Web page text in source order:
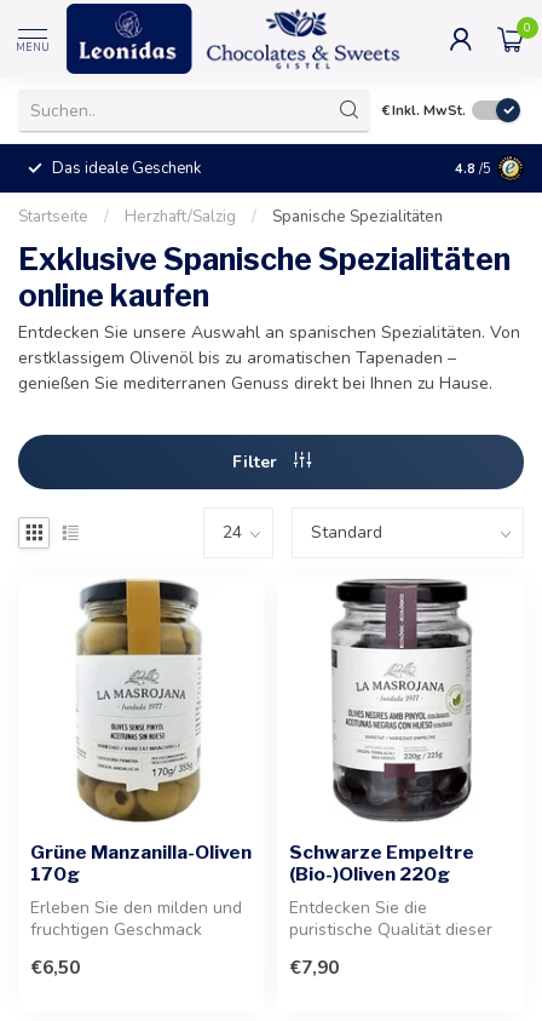
MENU
0
€Inkl. MwSt.
Das ideale Geschenk 4.8 /5
Startseite / Herzhaft/Salzig / Spanische Spezialitäten
Exklusive Spanische Spezialitäten
online kaufen
Entdecken Sie unsere Auswahl an spanischen Spezialitäten. Von
erstklassigem Olivenöl bis zu aromatischen Tapenaden –
genießen Sie mediterranen Genuss direkt bei Ihnen zu Hause.
Filter
Grüne Manzanilla-Oliven
170g
Erleben Sie den milden und
fruchtigen Geschmack
Manza...
€6,50
Schwarze Empeltre
(Bio-)Oliven 220g
Entdecken Sie die
puristische Qualität dieser
ihrer za...
€7,90